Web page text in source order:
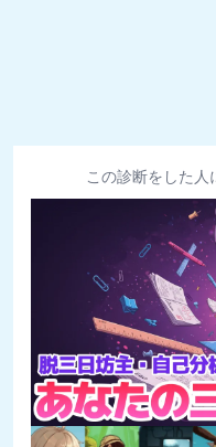
この診断をした人